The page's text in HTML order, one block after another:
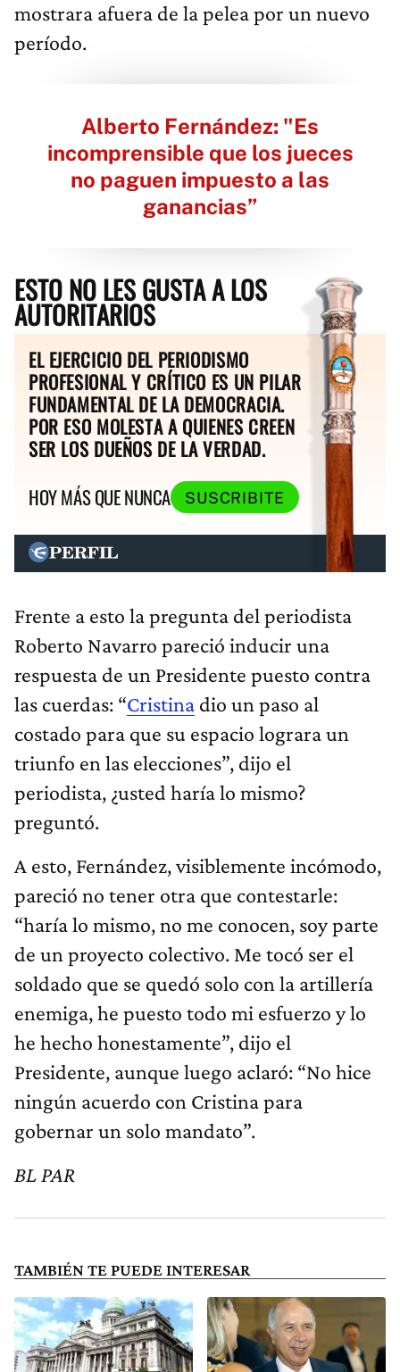
mostrara afuera de la pelea por un nuevo
período.
Alberto Fernández: "Es
incomprensible que los jueces
no paguen impuesto a las
ganancias”
ESTO NO LES GUSTA A LOS
AUTORITARIOS
EL EJERCICIO DEL PERIODISMO
PROFESIONAL Y CRÍTICO ES UN PILAR
FUNDAMENTAL DE LA DEMOCRACIA.
POR ESO MOLESTA A QUIENES CREEN
SER LOS DUEÑOS DE LA VERDAD.
HOY MÁS QUE NUNCA
SUSCRIBITE
Frente a esto la pregunta del periodista
Roberto Navarro pareció inducir una
respuesta de un Presidente puesto contra
las cuerdas: “Cristina dio un paso al
costado para que su espacio lograra un
triunfo en las elecciones”, dijo el
periodista, ¿usted haría lo mismo?
preguntó.
A esto, Fernández, visiblemente incómodo,
pareció no tener otra que contestarle:
“haría lo mismo, no me conocen, soy parte
de un proyecto colectivo. Me tocó ser el
soldado que se quedó solo con la artillería
enemiga, he puesto todo mi esfuerzo y lo
he hecho honestamente”, dijo el
Presidente, aunque luego aclaró: “No hice
ningún acuerdo con Cristina para
gobernar un solo mandato”.
BL PAR
TAMBIÉN TE PUEDE INTERESAR